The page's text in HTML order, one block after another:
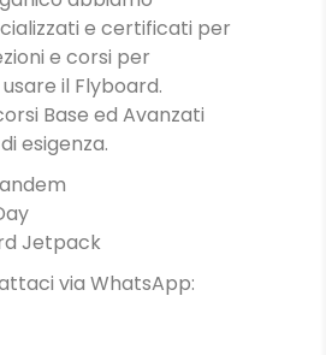
e certificati per
e corsi per
il Flyboard.
Base ed Avanzati
esigenza.
Jetpack
via WhatsApp: